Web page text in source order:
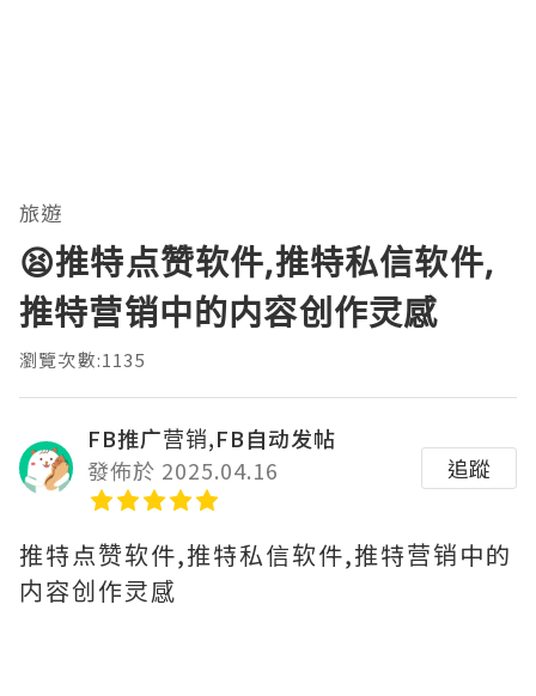
旅遊
😫推特点赞软件,推特私信软件,
推特营销中的内容创作灵感
瀏覽次數:1135
FB推广营销,FB自动发帖
發佈於 2025.04.16
追蹤
推特点赞软件,推特私信软件,推特营销中的
内容创作灵感